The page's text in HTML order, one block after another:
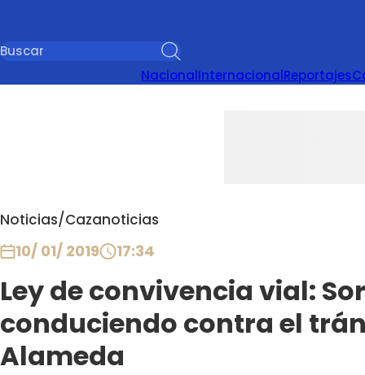
NacionalInternacionalReportajes
Noticias/Cazanoticias
10/ 01/ 2019 17:34
Ley de convivencia vial:
conduciendo contra el
Alameda